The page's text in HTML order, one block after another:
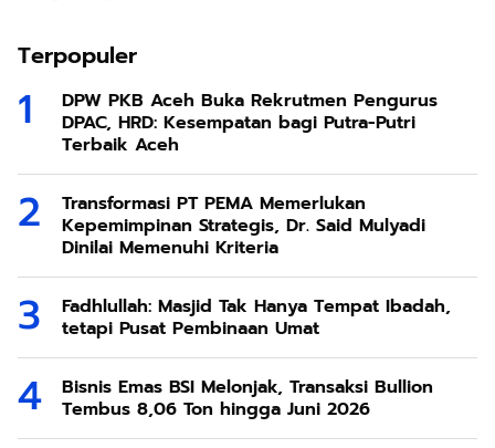
Terpopuler
DPW PKB Aceh Buka Rekrutmen Pengurus
DPAC, HRD: Kesempatan bagi Putra-Putri
Terbaik Aceh
Transformasi PT PEMA Memerlukan
Kepemimpinan Strategis, Dr. Said Mulyadi
Dinilai Memenuhi Kriteria
Fadhlullah: Masjid Tak Hanya Tempat Ibadah,
tetapi Pusat Pembinaan Umat
Bisnis Emas BSI Melonjak, Transaksi Bullion
Tembus 8,06 Ton hingga Juni 2026